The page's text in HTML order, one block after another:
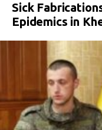
Sick
Epidemics in